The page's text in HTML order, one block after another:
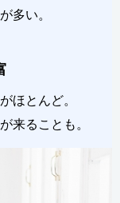
多い。
ほとんど。
来ることも。